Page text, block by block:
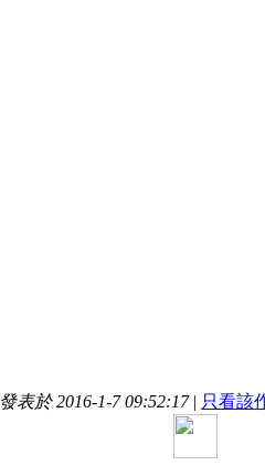
發表於 2016-1-7 09:52:17 | 只看該